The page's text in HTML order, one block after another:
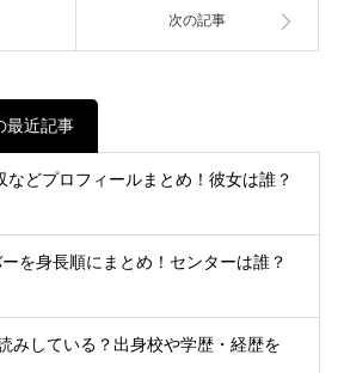
次の記事
最近記事
などプロフィールまとめ！彼女は誰？
ーを身長順にまとめ！センターは誰？
みしている？出身校や学歴・経歴を